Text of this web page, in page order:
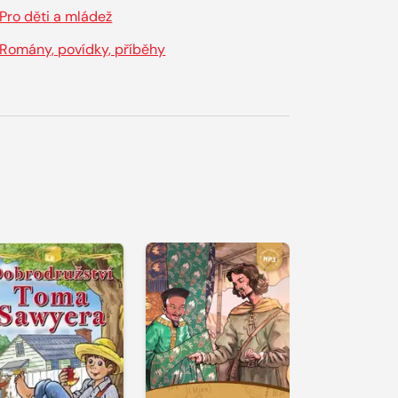
Pro děti a mládež
Romány, povídky, příběhy